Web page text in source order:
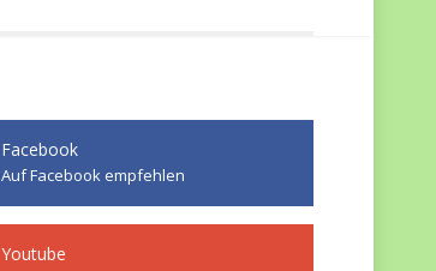
Facebook
Auf Facebook empfehlen
Youtube